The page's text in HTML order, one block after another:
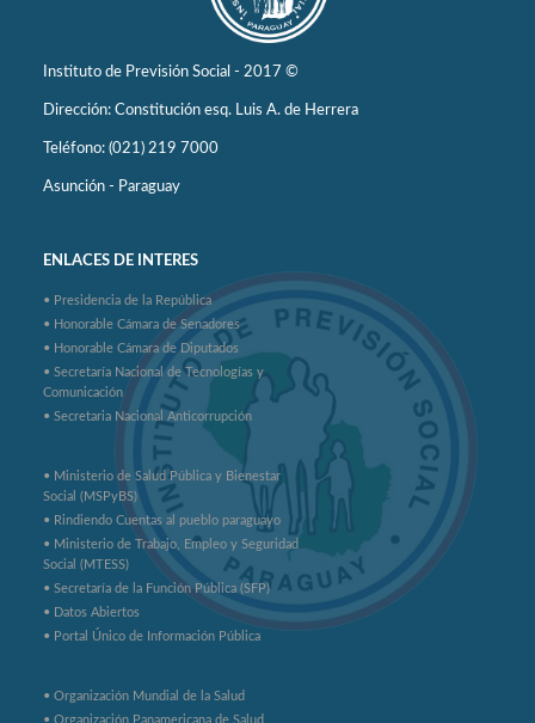
Instituto de Previsión Social - 2017 ©
Dirección: Constitución esq. Luis A. de Herrera
Teléfono: (021) 219 7000
Asunción - Paraguay
ENLACES DE INTERES
• Presidencia de la República
• Honorable Cámara de Senadores
• Honorable Cámara de Diputados
• Secretaría Nacional de Tecnologías y
Comunicación
• Secretaria Nacional Anticorrupción
• Ministerio de Salud Pública y Bienestar
Social (MSPyBS)
• Rindiendo Cuentas al pueblo paraguayo
• Ministerio de Trabajo, Empleo y Seguridad
Social (MTESS)
• Secretaría de la Función Pública (SFP)
• Datos Abiertos
• Portal Único de Información Pública
• Organización Mundial de la Salud
• Organización Panamericana de Salud